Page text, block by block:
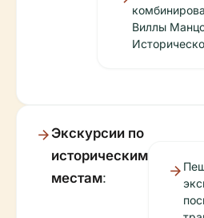
Виллы
Экскурсии по
историческим
местам: